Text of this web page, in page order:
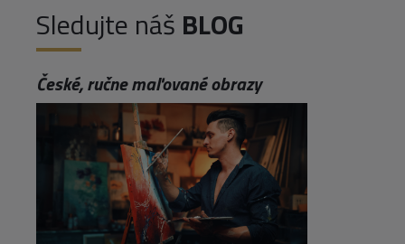
Sledujte náš BLOG
České, ručne maľované obrazy